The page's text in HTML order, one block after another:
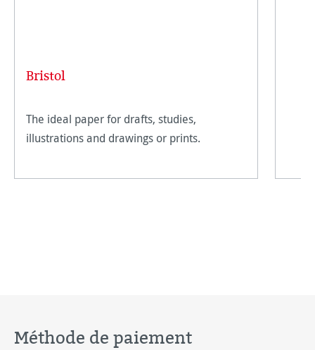
Bristol
The ideal paper for drafts, studies,
illustrations and drawings or prints.
Méthode de paiement